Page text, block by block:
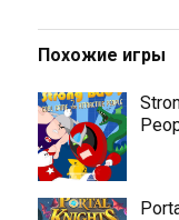
Похожие игры